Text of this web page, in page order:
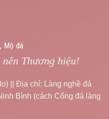
Mộ đá
Thương hiệu!
|| Địa chỉ: Làng nghề đá
Bình (cách Cổng đá làng